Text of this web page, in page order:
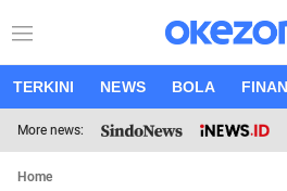
TERKINI NEWS BOLA
More news:
Home